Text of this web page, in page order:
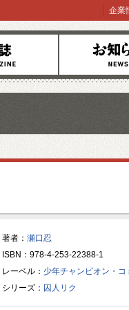
お知らせ
企業
著者： 瀬口忍
ISBN：978-4-253-22388-1
レーベル： 少年チャンピオン・
シリーズ： 囚人リク